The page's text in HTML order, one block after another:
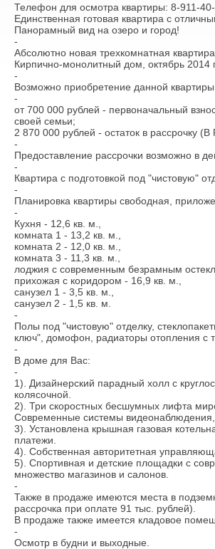
Телефон для осмотра квартиры: 8-911-
Единственная готовая квартира с
Панорамный вид на озеро и город!
-
Абсолютно новая трехкомнатная
Кирпично-монолитный дом, октябрь 2014
-
Возможно приобретение данной
-
от 700 000 рублей - первоначальный
своей семьи;
2 870 000 рублей - остаток в рассрочку
-
Предоставление рассрочки возможно в
-
Квартира с подготовкой под "чистовую"
-
Планировка квартиры свободная,
-
Кухня - 12,6 кв. м.,
комната 1 - 13,2 кв. м.,
комната 2 - 12,0 кв. м.,
комната 3 - 11,3 кв. м.,
лоджия с современным безрамным
прихожая с коридором - 16,9 кв. м.,
санузел 1 - 3,5 кв. м.,
санузел 2 - 1,5 кв. м.
-
Полы под "чистовую" отделку,
ключ", домофон, радиаторы отопления с
-
В доме для Вас:
-
1). Дизайнерский парадный холл с
колясочной.
2). Три скоростных бесшумных лифта
Современные системы
3). Установлена крышная газовая
платежи.
4). Собственная авторитетная
5). Спортивная и детские площадки с
множество магазинов и салонов.
-
Также в продаже имеются места в
рассрочка при оплате 91 тыс. рублей).
В продаже также имеется кладовое
-
Осмотр в будни и выходные.